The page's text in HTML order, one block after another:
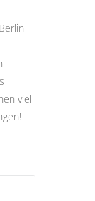
viel